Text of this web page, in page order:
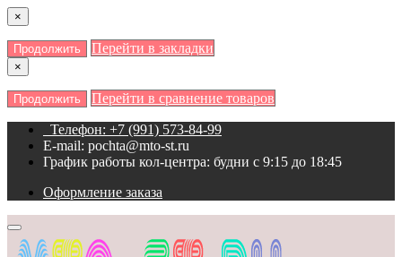
×
Продолжить Перейти в закладки
×
Продолжить Перейти в сравнение товаров
Телефон: +7 (991) 573-84-99
E-mail: pochta@mto-st.ru
График работы кол-центра: будни с 9:15 до 18:45
Оформление заказа